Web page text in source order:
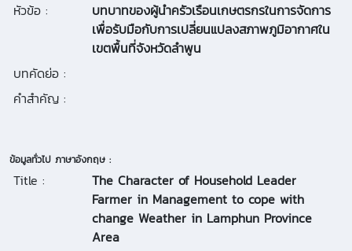
หัวข้อ :
บทบาทของผู้นำครัวเรือนเกษตรกรในการจัดการ
เพื่อรับมือกับการเปลี่ยนแปลงสภาพภูมิอากาศใน
เขตพื้นที่จังหวัดลำพูน
บทคัดย่อ :
คำสำคัญ :
ข้อมูลทั่วไป ภาษาอังกฤษ :
Title :
The Character of Household Leader
Farmer in Management to cope with
change Weather in Lamphun Province
Area